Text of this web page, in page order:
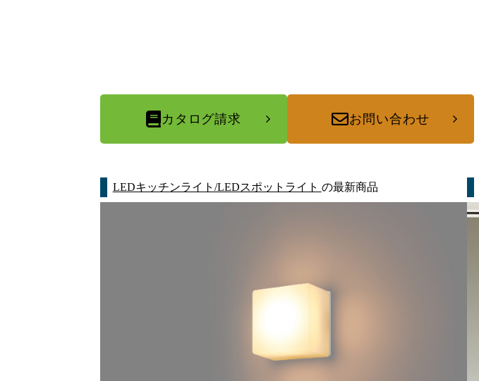
カタログ請求 お問い合わせ
LEDキッチンライト/LEDスポットライト の最新商品